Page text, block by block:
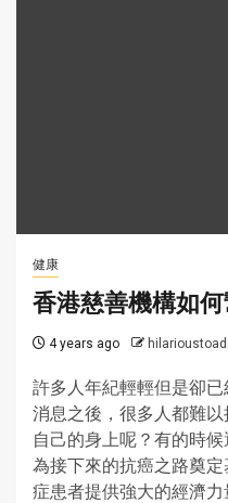
健康
香港慈善機構如
4 years ago
許多人年紀輕輕但是卻
消息之後，很多人都難
自己的身上呢？有的時
為接下來的抗癌之路奠
症患者提供強大的經濟